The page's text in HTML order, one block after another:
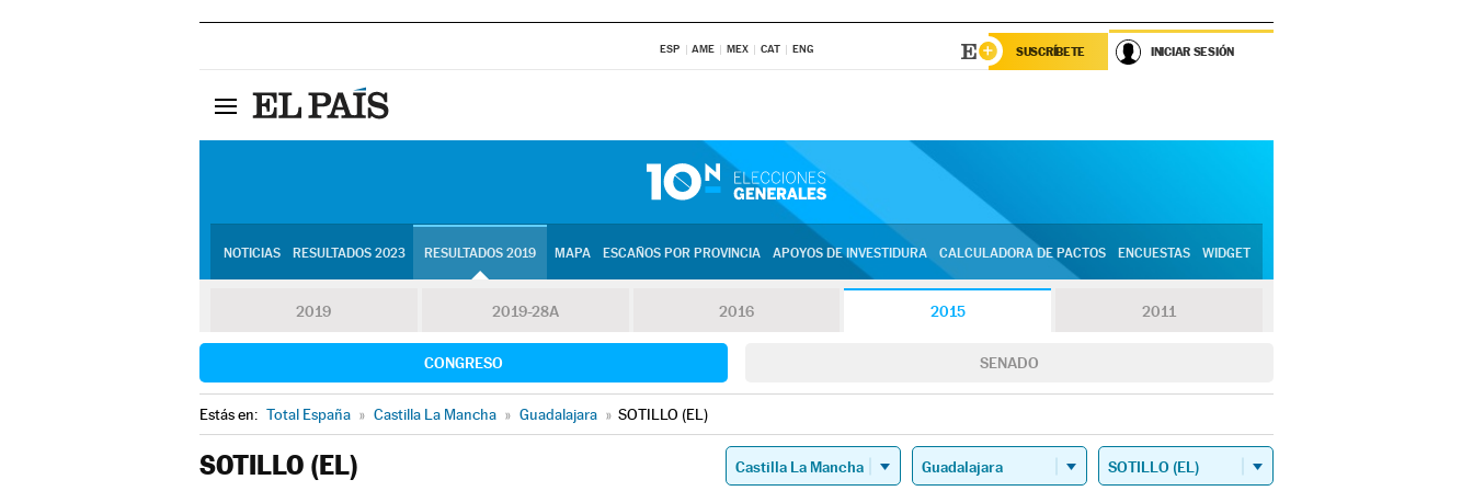
ESP AME MEX CAT ENG SUSCRÍBETE INICIAR SESIÓN
NOTICIAS RESULTADOS 2023 RESULTADOS 2019 MAPA ESCAÑOS POR PROVINCIA APOYOS DE INVESTIDURA CALCULADORA DE PACTOS ENCUESTAS WIDGET
2019 2019-28A 2016 2015 2011
CONGRESO SENADO
Estás en: Total España » Castilla La Mancha » Guadalajara » SOTILLO (EL)
SOTILLO (EL)